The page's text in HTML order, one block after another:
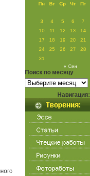
Пн Вт Ср Чт Пт
3
4 5 6 7
10
11 12 13 14
17
18 19 20 21
24
25 26 27 28
31
« Сен
Поиск по месяцу
Поиск
по
месяцу
Навигация: